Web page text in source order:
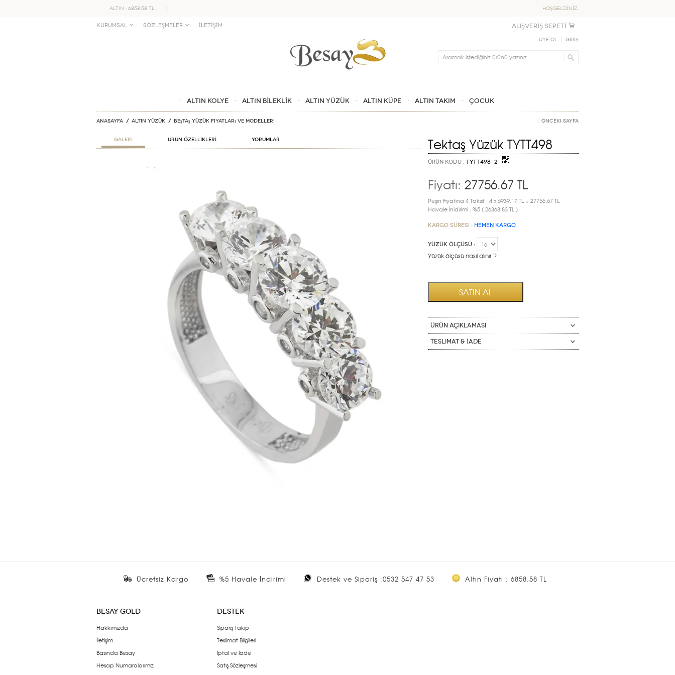
ALTIN : 6858.58 TL HOŞGELDİNİZ,
KURUMSAL SÖZLEŞMELER İLETİŞİM ALIŞVERİŞ SEPETİ
Üye Ol GİRİŞ
Ara
ALTIN KOLYE ALTIN BİLEKLİK ALTIN YÜZÜK ALTIN KÜPE ALTIN TAKIM ÇOCUK
Anasayfa ALTIN YÜZÜK Beştaş Yüzük Fiyatları ve Modelleri Önceki Sayfa
GALERİ ÜRÜN ÖZELLİKLERİ Yorumlar Tektaş Yüzük TYTT498
ÜRÜN KODU : TYTT498-2
Fiyatı: 27756.67 TL
Peşin Fiyatına 4 Taksit : 4 x 6939.17 TL = 27756,67 TL
Havale İnidirimi : %5 ( 26368.83 TL )
Kargo Süresi : HEMEN KARGO
YÜZÜK ÖLÇÜSÜ :
Yüzük ölçüsü nasıl alınır ?
ÜRÜN AÇIKLAMASI
Teslimat & İade
Ücretsiz Kargo %5 Havale İndirimi Destek ve Sipariş :0532 547 47 53 Altın Fiyatı : 6858.58 TL
BESAY GOLD
Hakkımızda
İletişim
Basında Besay
Hesap Numaralarımız
DESTEK
Sipariş Takip
Teslimat Bilgileri
İptal ve İade
Satış Sözleşmesi